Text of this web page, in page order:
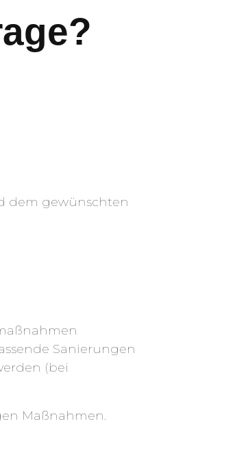
dem gewünschten
Sanierungen
(bei
Maßnahmen.